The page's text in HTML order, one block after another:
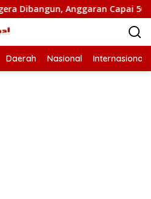
Anggaran Capai 500 M
Daerah Nasional Internasional